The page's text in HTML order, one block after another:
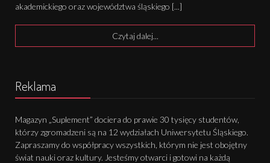
akademickiego oraz województwa śląskiego [...]
Czytaj dalej...
Reklama
Magazyn „Suplement” dociera do prawie 30 tysięcy studentów,
którzy zgromadzeni są na 12 wydziałach Uniwersytetu Śląskiego.
Zapraszamy do współpracy wszystkich, którym nie jest obojętny
świat nauki oraz kultury. Jesteśmy otwarci i gotowi na każdą